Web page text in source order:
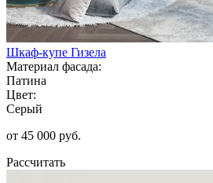
Шкаф-купе Гизела
Материал фасада:
Патина
Цвет:
Серый
от 45 000 руб.
Рассчитать